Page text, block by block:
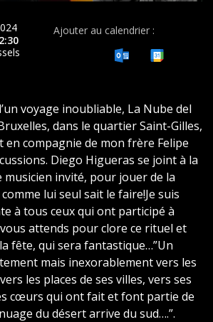
Ajouter au calendrier :
voyage inoubliable, La Nube del
dans le quartier Saint-Gilles,
en compagnie de mon frère Felipe
Diego Higueras se joint à la
invité, pour jouer de la
lui seul sait le faire!Je suis
à tous ceux qui ont participé à
attends pour clore ce rituel et
fête, qui sera fantastique…­”Un
mais inexorablement vers les
les places de ses villes, vers ses
cœurs qui ont fait et font partie de
du désert arrive du sud….”.